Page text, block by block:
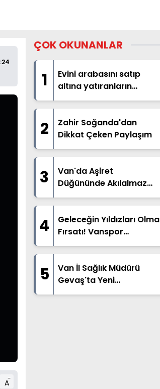
A-
ÇOK OKUNANLAR
1
Evini arabasını satıp
altına yatıranların
beklediği haber geldi
2
Zahir Soğanda'dan
Dikkat Çeken Paylaşım
3
Van'da Aşiret
Düğününde Akılalmaz
Rakam: Bavullarla
4
Geleceğin Yıldızları Olma
Fırsatı! Vanspor
Seçmeleri Başladı
5
Van İl Sağlık Müdürü
Gevaş'ta Yeni
Uygulamayı Anlattı